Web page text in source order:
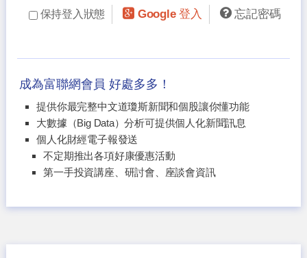
保持登入狀態 Google 登入 忘記密碼
成為富聯網會員 好處多多！
提供你最完整中文道瓊斯新聞和個股讓你懂功能
大數據（Big Data）分析可提供個人化新聞訊息
個人化財經電子報發送
不定期推出各項好康優惠活動
第一手投資講座、研討會、座談會資訊